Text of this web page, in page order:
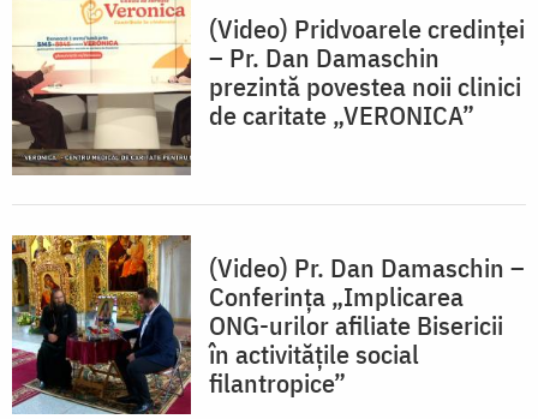
(Video) Pridvoarele credinței
– Pr. Dan Damaschin
prezintă povestea noii clinici
de caritate „VERONICA”
(Video) Pr. Dan Damaschin –
Conferința „Implicarea
ONG-urilor afiliate Bisericii
în activitățile social
filantropice”